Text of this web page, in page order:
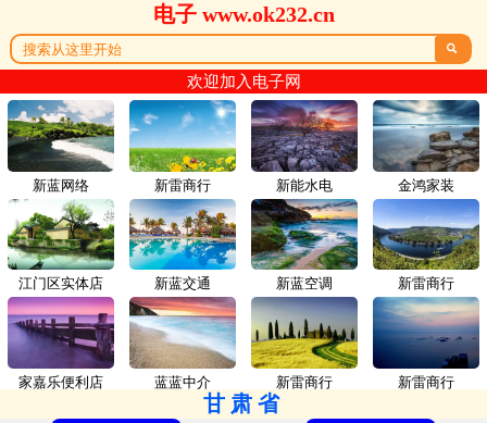
电子 www.ok232.cn

欢迎加入电子网
新蓝网络 新雷商行
江门区实体店 新蓝交通
家嘉乐便利店 蓝蓝中介
新能水电 金鸿家装
新蓝空调 新雷商行
新雷商行 新雷商行
甘肃省